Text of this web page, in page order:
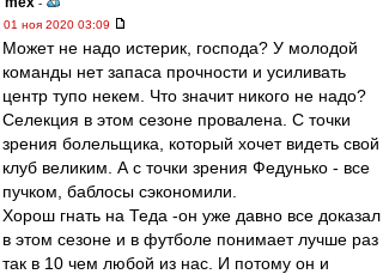
-
01 ноя 2020 03:09
Может не надо истерик, господа? У молодой
команды нет запаса прочности и усиливать
центр тупо некем. Что значит никого не надо?
Cелекция в этом сезоне провалена. С точки
зрения болельщика, который хочет видеть свой
клуб великим. А с точки зрения Федунько - все
пучком, баблосы сэкономили.
Хорош гнать на Теда -он уже давно все доказал
в этом сезоне и в футболе понимает лучше раз
так в 10 чем любой из нас. И потому он и